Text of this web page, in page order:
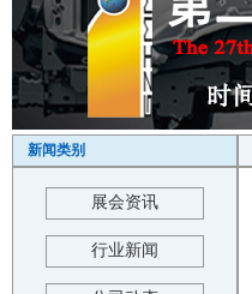
新闻类别
展会资讯
行业新闻